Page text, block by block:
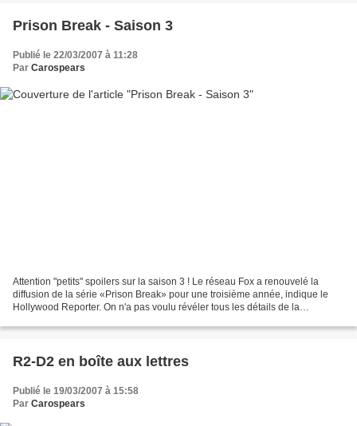
Prison Break - Saison 3
Publié le 22/03/2007 à 11:28
Par Carospears
Attention "petits" spoilers sur la saison 3 ! Le réseau Fox a renouvelé la
diffusion de la série «Prison Break» pour une troisième année, indique le
Hollywood Reporter. On n'a pas voulu révéler tous les détails de la
R2-D2 en boîte aux lettres
Publié le 19/03/2007 à 15:58
Par Carospears